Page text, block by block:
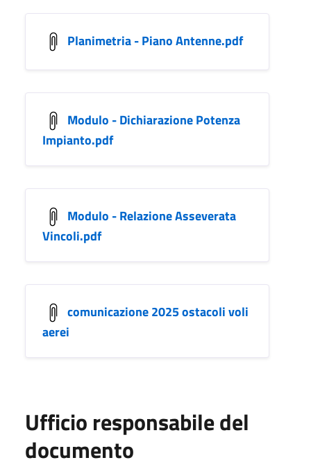
Planimetria - Piano Antenne.pdf
Modulo - Dichiarazione Potenza
Impianto.pdf
Modulo - Relazione Asseverata
Vincoli.pdf
comunicazione 2025 ostacoli voli
aerei
Ufficio responsabile del
documento